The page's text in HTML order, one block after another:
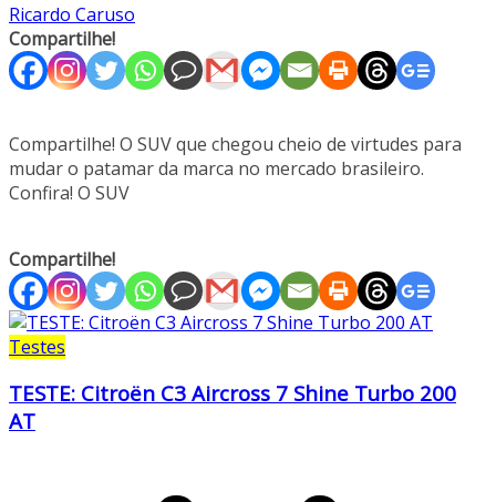
Ricardo Caruso
Compartilhe!
Compartilhe! O SUV que chegou cheio de virtudes para
mudar o patamar da marca no mercado brasileiro.
Confira! O SUV
Compartilhe!
Testes
TESTE: Citroën C3 Aircross 7 Shine Turbo 200
AT